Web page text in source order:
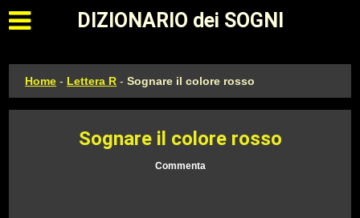
Apri il menu principale
DIZIONARIO dei SOGNI
Home - Lettera R -Sognare il colore rosso
Sognare il colore rosso
Commenta